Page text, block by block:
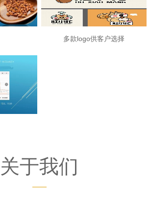
多款logo供客户选择
关于我们